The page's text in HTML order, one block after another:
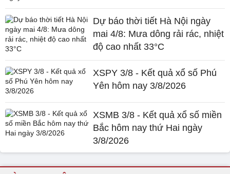
Dự báo thời tiết Hà Nội ngày
mai 4/8: Mưa dông rải rác, nhiệt
độ cao nhất 33°C
XSPY 3/8 - Kết quả xổ số Phú
Yên hôm nay 3/8/2026
XSMB 3/8 - Kết quả xổ số miền
Bắc hôm nay thứ Hai ngày
3/8/2026